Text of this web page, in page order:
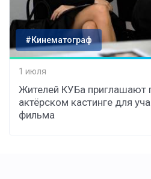
#Кинематограф
1 июля
Жителей КУБа приглашают
актёрском кастинге для
фильма